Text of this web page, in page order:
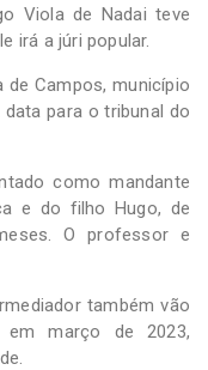
Viola de Nadai teve
irá a júri popular.
Campos, município
para o tribunal do
como mandante
e do filho Hugo, de
O professor e
também vão
março de 2023,